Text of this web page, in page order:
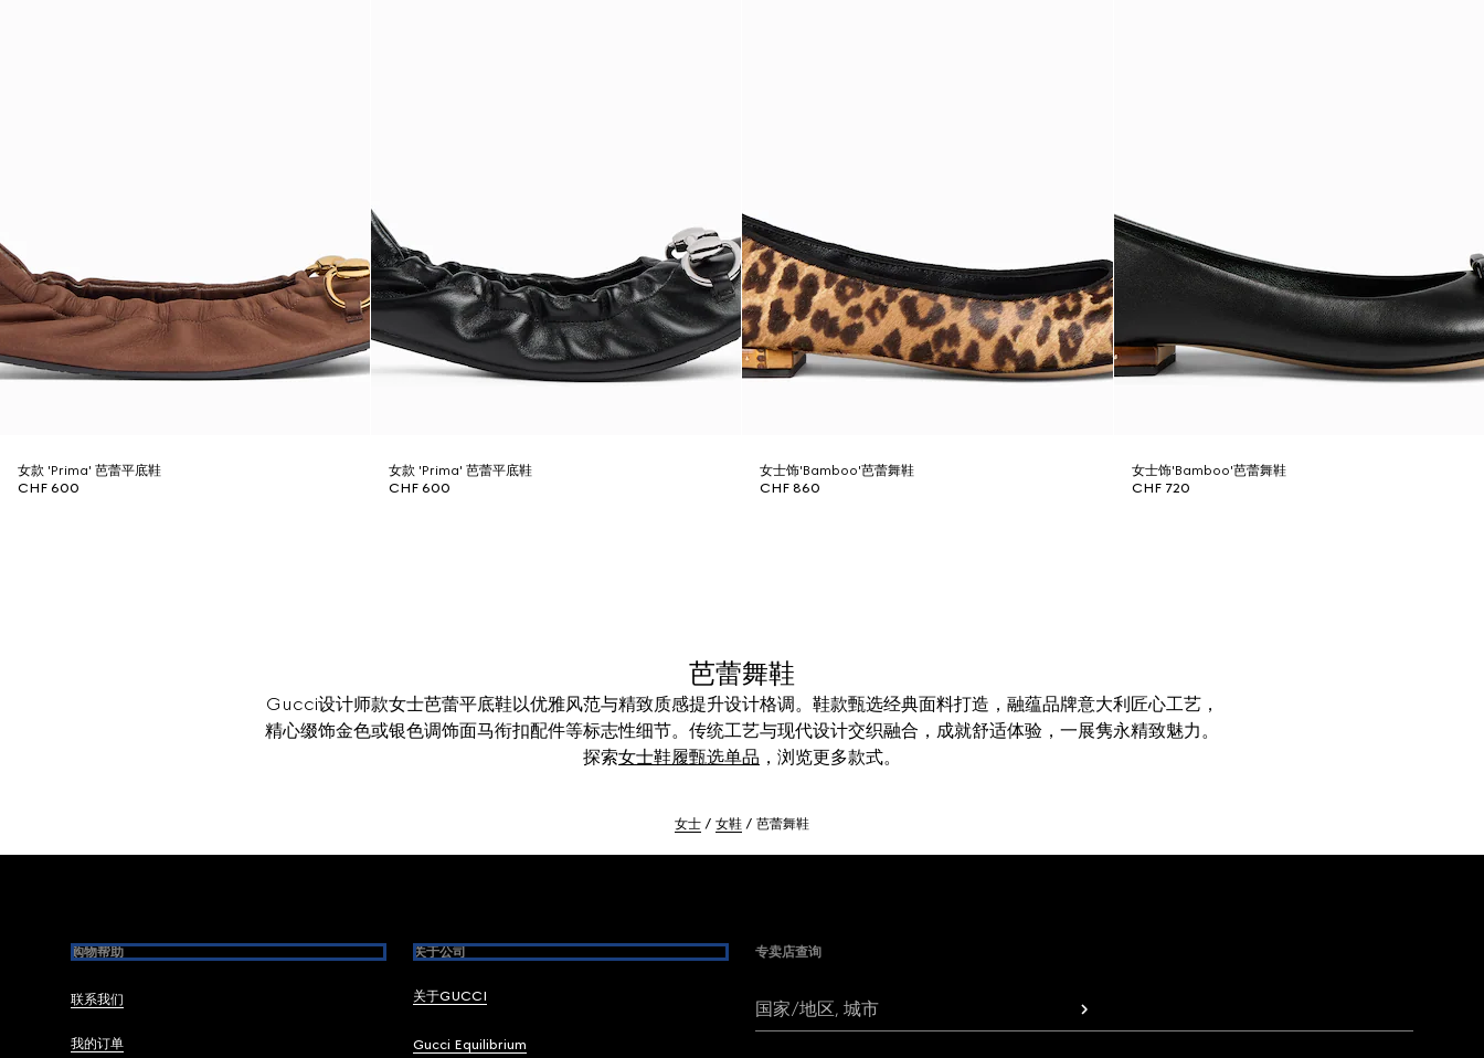
女款 'Prima' 芭蕾平底鞋
CHF 600
女款 'Prima' 芭蕾平底鞋
CHF 600
女士饰'Bamboo'芭蕾舞鞋
CHF 860
女士饰'Bamboo'芭蕾舞鞋
CHF 720
芭蕾舞鞋
Gucci设计师款女士芭蕾平底鞋以优雅风范与精致质感提升设计格调。鞋款甄选经典面料打造，融蕴品牌意大利匠心工艺，
精心缀饰金色或银色调饰面马衔扣配件等标志性细节。传统工艺与现代设计交织融合，成就舒适体验，一展隽永精致魅力。
探索女士鞋履甄选单品 ，浏览更多款式。
女士 女鞋 芭蕾舞鞋
购物帮助
联系我们
我的订单
关于公司
关于GUCCI
Gucci Equilibrium
专卖店查询
国家/地区, 城市